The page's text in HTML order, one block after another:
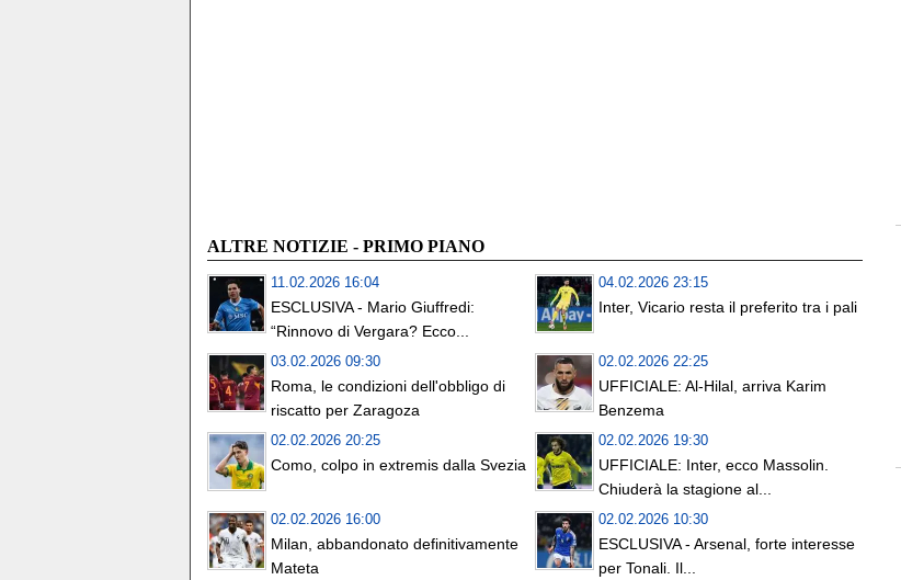
ALTRE NOTIZIE - PRIMO PIANO
11.02.2026 16:04
ESCLUSIVA - Mario Giuffredi:
“Rinnovo di Vergara? Ecco...
04.02.2026 23:15
Inter, Vicario resta il preferito tra i pali
03.02.2026 09:30
Roma, le condizioni dell'obbligo di
riscatto per Zaragoza
02.02.2026 22:25
UFFICIALE: Al-Hilal, arriva Karim
Benzema
02.02.2026 20:25
Como, colpo in extremis dalla Svezia
02.02.2026 19:30
UFFICIALE: Inter, ecco Massolin.
Chiuderà la stagione al...
02.02.2026 16:00
Milan, abbandonato definitivamente
Mateta
02.02.2026 10:30
ESCLUSIVA - Arsenal, forte interesse
per Tonali. Il...